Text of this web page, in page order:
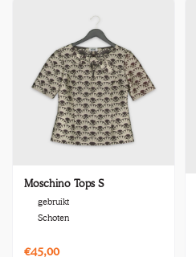
Moschino Tops S
gebruikt
Schoten
€45,00